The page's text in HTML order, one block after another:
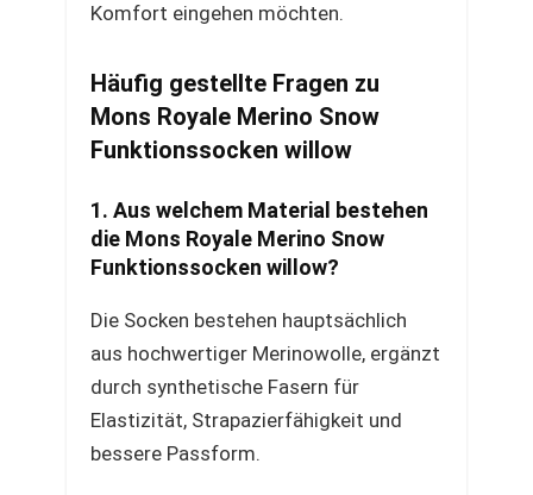
Komfort eingehen möchten.
Häufig gestellte Fragen zu
Mons Royale Merino Snow
Funktionssocken willow
1. Aus welchem Material bestehen
die Mons Royale Merino Snow
Funktionssocken willow?
Die Socken bestehen hauptsächlich
aus hochwertiger Merinowolle, ergänzt
durch synthetische Fasern für
Elastizität, Strapazierfähigkeit und
bessere Passform.